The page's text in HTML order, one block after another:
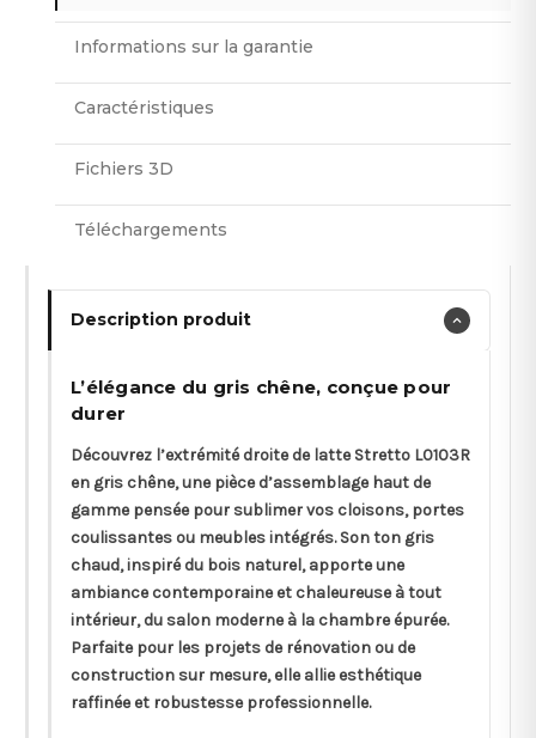
Informations sur la garantie
Caractéristiques
Fichiers 3D
Téléchargements
Description produit
L’élégance du gris chêne, conçue pour
durer
Découvrez l’extrémité droite de latte Stretto L0103R
en gris chêne, une pièce d’assemblage haut de
gamme pensée pour sublimer vos cloisons, portes
coulissantes ou meubles intégrés. Son ton gris
chaud, inspiré du bois naturel, apporte une
ambiance contemporaine et chaleureuse à tout
intérieur, du salon moderne à la chambre épurée.
Parfaite pour les projets de rénovation ou de
construction sur mesure, elle allie esthétique
raffinée et robustesse professionnelle.